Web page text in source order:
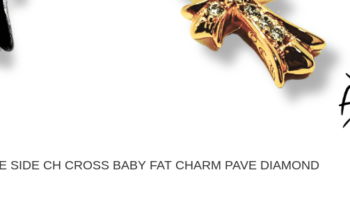
SIDE CH CROSS BABY FAT CHARM PAVE DIAMOND